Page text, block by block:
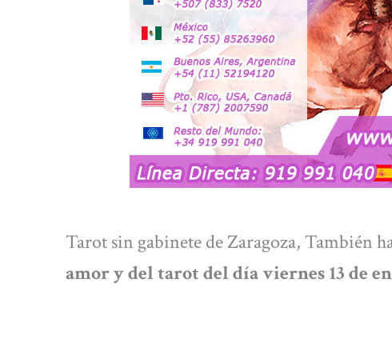
Tarot sin gabinete de Zaragoza, También
amor y del tarot del día viernes 13 de